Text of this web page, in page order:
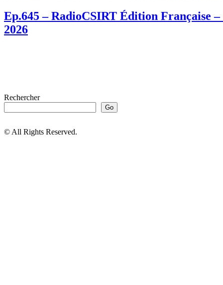
Ep.645 – RadioCSIRT Édition Française
2026
Rechercher
Go
© All Rights Reserved.